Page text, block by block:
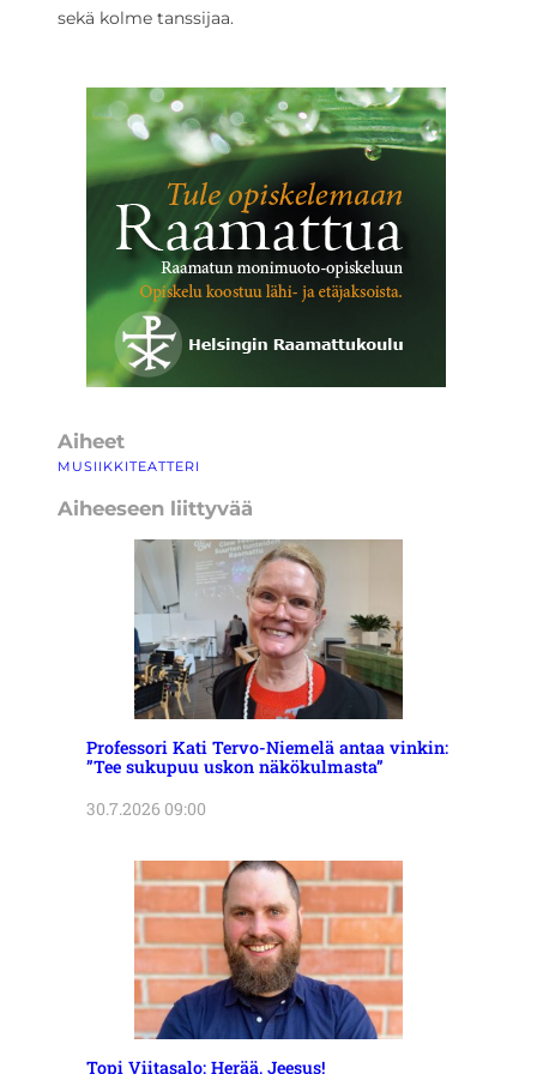
sekä kolme tanssijaa.
Aiheet
MUSIIKKITEATTERI
Aiheeseen liittyvää
Professori Kati Tervo-Niemelä antaa vinkin:
”Tee sukupuu uskon näkökulmasta”
30.7.2026 09:00
Topi Viitasalo: Herää, Jeesus!